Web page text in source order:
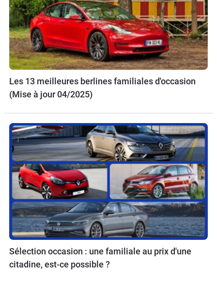
Les 13 meilleures berlines familiales d'occasion
(Mise à jour 04/2025)
Sélection occasion : une familiale au prix d'une
citadine, est-ce possible ?